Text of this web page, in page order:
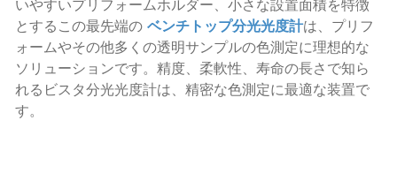
いやすいプリフォームホルダー、小さな設置面積を特徴
とするこの最先端の ベンチトップ分光光度計は、プリフ
ォームやその他多くの透明サンプルの色測定に理想的な
ソリューションです。精度、柔軟性、寿命の長さで知ら
れるビスタ分光光度計は、精密な色測定に最適な装置で
す。